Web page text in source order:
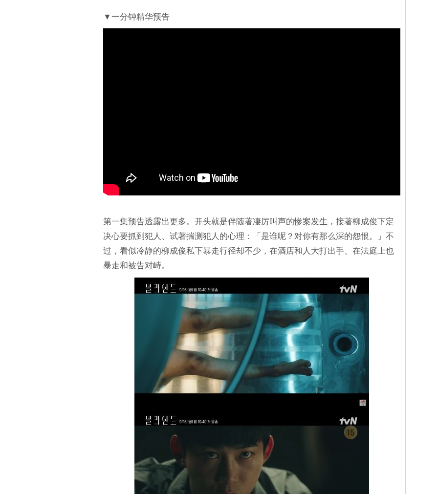
▼一分钟精华预告
第一集预告透露出更多。开头就是伴随著凄厉叫声的惨案发生，接著柳成俊下定
决心要抓到犯人、试著揣测犯人的心理：「是谁呢？对你有那么深的怨恨。」不
过，看似冷静的柳成俊私下暴走行径却不少，在酒店和人大打出手、在法庭上也
暴走和被告对峙。